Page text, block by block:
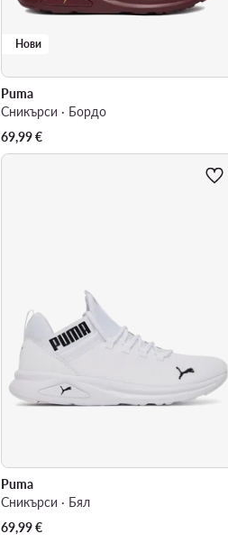
Нови
Puma
Сникърси · Бордо
69,99€
Puma
Сникърси · Бял
69,99€